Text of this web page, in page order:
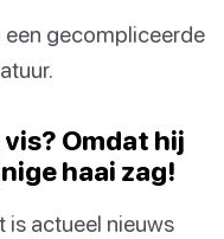
een gecompliceerde
vis? Omdat hij
haai zag!
is actueel nieuws